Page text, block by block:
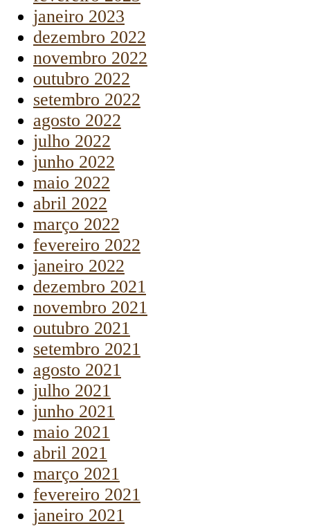
janeiro 2023
dezembro 2022
novembro 2022
outubro 2022
setembro 2022
agosto 2022
julho 2022
junho 2022
maio 2022
abril 2022
março 2022
fevereiro 2022
janeiro 2022
dezembro 2021
novembro 2021
outubro 2021
setembro 2021
agosto 2021
julho 2021
junho 2021
maio 2021
abril 2021
março 2021
fevereiro 2021
janeiro 2021